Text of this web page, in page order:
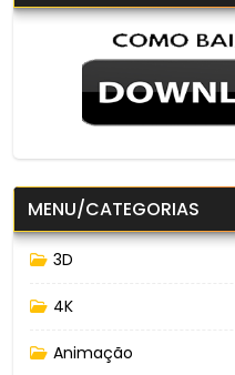
MENU/CATEGORIAS
3D
4K
Animação